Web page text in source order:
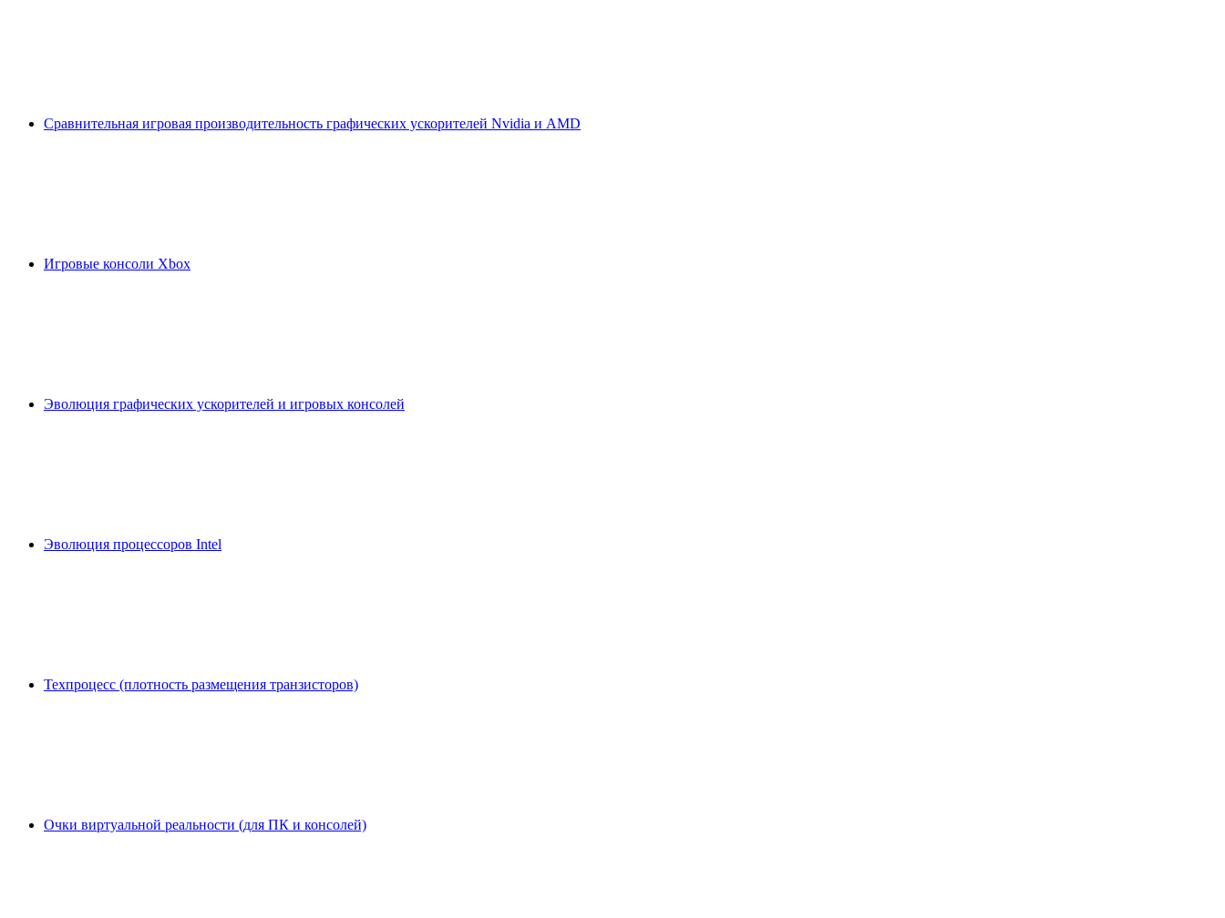
Сравнительная игровая производительность графических ускорителей Nvidia и AMD
Игровые консоли Xbox
Эволюция графических ускорителей и игровых консолей
Эволюция процессоров Intel
Техпроцесс (плотность размещения транзисторов)
Очки виртуальной реальности (для ПК и консолей)